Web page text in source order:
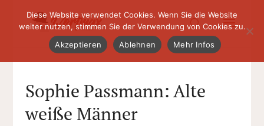
Sophie Passmann: Alte
weiße Männer
Diese Website verwendet Cookies. Wenn Sie die Website
weiter nutzen, stimmen Sie der Verwendung von Cookies zu.
Akzeptieren
Ablehnen Mehr Infos